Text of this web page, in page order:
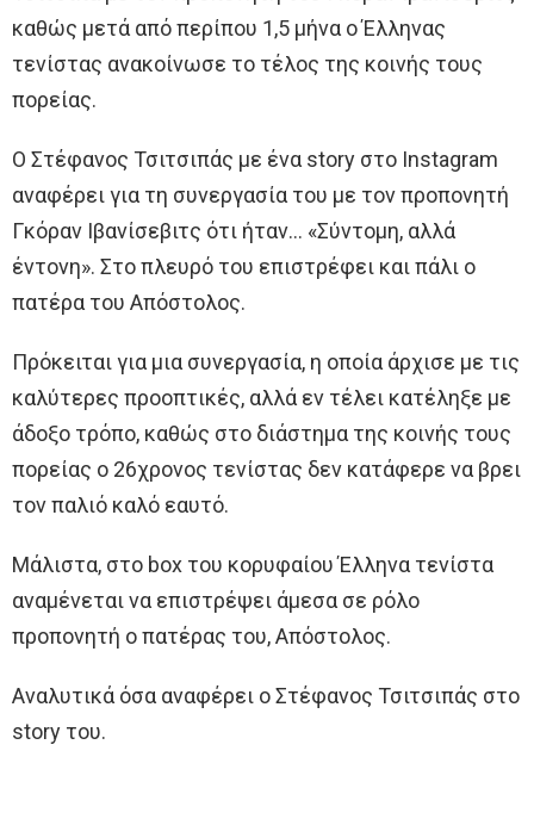
καθώς μετά από περίπου 1,5 μήνα ο Έλληνας
τενίστας ανακοίνωσε το τέλος της κοινής τους
πορείας.
Ο Στέφανος Τσιτσιπάς με ένα story στο Instagram
αναφέρει για τη συνεργασία του με τον προπονητή
Γκόραν Ιβανίσεβιτς ότι ήταν… «Σύντομη, αλλά
έντονη». Στο πλευρό του επιστρέφει και πάλι ο
πατέρα του Απόστολος.
Πρόκειται για μια συνεργασία, η οποία άρχισε με τις
καλύτερες προοπτικές, αλλά εν τέλει κατέληξε με
άδοξο τρόπο, καθώς στο διάστημα της κοινής τους
πορείας ο 26χρονος τενίστας δεν κατάφερε να βρει
τον παλιό καλό εαυτό.
Μάλιστα, στο box του κορυφαίου Έλληνα τενίστα
αναμένεται να επιστρέψει άμεσα σε ρόλο
προπονητή ο πατέρας του, Απόστολος.
Αναλυτικά όσα αναφέρει ο Στέφανος Τσιτσιπάς στο
story του.